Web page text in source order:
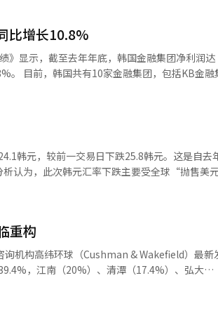
因素。 受年初降息和监管放宽政策
协）的家庭贷款规模在2月份激增3.0931万亿韩
元，增速再度加快。 央行当天表示，今年
要原因是全球贸易环境不确定性持续，出口增长
变趋势。这显示出在全球经济前景不明的背景下
遍认为，在美国关税政策
再次下调基准利率。SK证券经济学家安永镇（
策产生影响。 17日上午，在首尔中区
会议。【图片提供 韩联社】
比增长10.8%
》显示，截至去年年底，韩国金融集团净利润达
融集
团、BNK金融集团、DGB金融集团、JB金融集
次是金融投资（10.8%）、保险（6.7%）和其
比增长0.2%，达4000亿韩元。利润方面，商业
5516亿韩元；金融投资同比增长15.2%，达4225
金融持股公司需要对信用风险进行有效管控。 韩国
韩元，较前一交易日下跌25.8韩元。这是自去
，导致美元资产吸引力下降。 数据显示，反
。尽
欧元（11.56%）和日元（10.5%）的涨幅。 市场
，加剧了全球贸易环境的不确定性。这些因素
，中美贸易摩擦对韩国出口导向型经济的冲击尤
重构
机构高纬环球（Cushman & Wakefield）最新
，江南（20%）、清潭（17.4%）、弘大
下。除明洞和弘大外，其他大多数商圈的空置